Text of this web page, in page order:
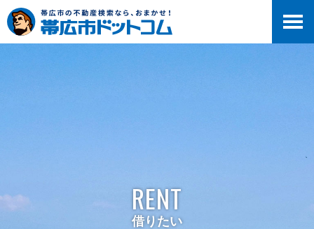
RENT
借りたい